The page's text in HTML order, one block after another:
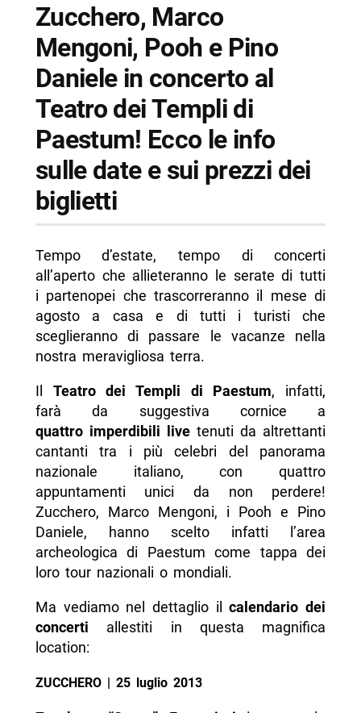
Zucchero, Marco
Mengoni, Pooh e Pino
Daniele in concerto al
Teatro dei Templi di
Paestum! Ecco le info
sulle date e sui prezzi dei
biglietti
Tempo d’estate, tempo di concerti
all’aperto che allieteranno le serate di tutti
i partenopei che trascorreranno il mese di
agosto a casa e di tutti i turisti che
sceglieranno di passare le vacanze nella
nostra meravigliosa terra.
Il Teatro dei Templi di Paestum, infatti,
farà da suggestiva cornice a
quattro imperdibili livetenuti da altrettanti
cantanti tra i più celebri del panorama
nazionale italiano, con quattro
appuntamenti unici da non perdere!
Zucchero, Marco Mengoni, i Pooh e Pino
Daniele, hanno scelto infatti l’area
archeologica di Paestum come tappa dei
loro tour nazionali o mondiali.
Ma vediamo nel dettaglio ilcalendario dei
concerti allestiti in questa magnifica
location:
ZUCCHERO | 25 luglio 2013